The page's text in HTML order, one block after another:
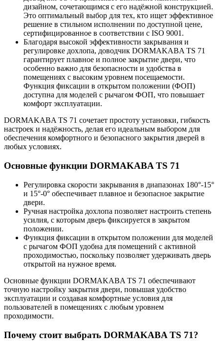
дизайном, сочетающимся с его надёжной конструкцией.
Это оптимальный выбор для тех, кто ищет эффективное
решение в стильном исполнении по доступной цене,
сертифицированное в соответствии с ISO 9001.
Благодаря высокой эффективности закрывания и
регулировке дохлопа, доводчик DORMAKABA TS 71
гарантирует плавное и полное закрытие двери, что
особенно важно для безопасности и удобства в
помещениях с высоким уровнем посещаемости.
Функция фиксации в открытом положении (ФОП)
доступна для моделей с рычагом ФОП, что повышает
комфорт эксплуатации.
DORMAKABA TS 71 сочетает простоту установки, гибкость
настроек и надёжность, делая его идеальным выбором для
обеспечения комфортного и безопасного закрытия дверей в
любых условиях.
Основные функции DORMAKABA TS 71
Регулировка скорости закрывания в диапазонах 180°-15°
и 15°-0° обеспечивает плавное и безопасное закрытие
двери.
Ручная настройка дохлопа позволяет настроить степень
усилия, с которым дверь фиксируется в закрытом
положении.
Функция фиксации в открытом положении для моделей
с рычагом ФОП удобна для помещений с активной
проходимостью, поскольку позволяет удерживать дверь
открытой на нужное время.
Основные функции DORMAKABA TS 71 обеспечивают
точную настройку закрытия двери, повышая удобство
эксплуатации и создавая комфортные условия для
пользователей в помещениях с любым уровнем
проходимости.
Почему стоит выбрать DORMAKABA TS 71?